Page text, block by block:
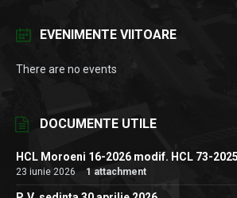
EVENIMENTE VIITOARE
There are no events
DOCUMENTE UTILE
HCL Moroeni 16-2026 modif. HCL 73-2025
23 iunie 2026 1 attachment